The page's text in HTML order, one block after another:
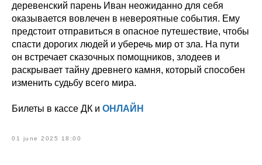
деревенский парень Иван неожиданно для себя
оказывается вовлечен в невероятные события. Ему
предстоит отправиться в опасное путешествие, чтобы
спасти дорогих людей и уберечь мир от зла. На пути
он встречает сказочных помощников, злодеев и
раскрывает тайну древнего камня, который способен
изменить судьбу всего мира.
Билеты в кассе ДК и ОНЛАЙН
01 june 2025 18:00